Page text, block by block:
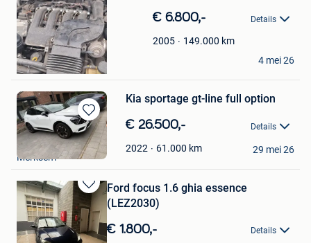
€ 6.800,- Details
2005 149.000 km
james
Begijnendijk
4 mei 26
Bewaren
in
Mijn
Favorieten
Kia sportage gt-line full option
€ 26.500,- Details
2022 61.000 km
James
Merksem
29 mei 26
Bewaren
in
Mijn
Favorieten
Ford focus 1.6 ghia essence
(LEZ2030)
€ 1.800,- Details